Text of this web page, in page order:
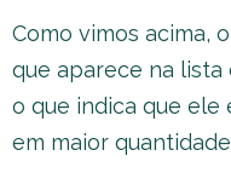
Como vimos acima,
que aparece na
o que indica que
em maior